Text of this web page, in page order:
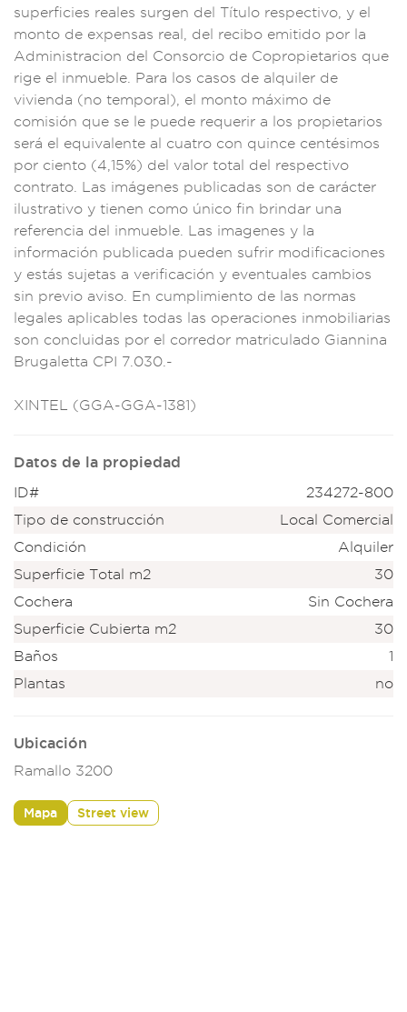
superficies reales surgen del Título respectivo, y el
monto de expensas real, del recibo emitido por la
Administracion del Consorcio de Copropietarios que
rige e l inmueble. Para los casos de alquiler de
vivienda (no temporal), el monto máximo de
comisión que se l e puede requerir a los propietarios
será el equivalente al cuatro con quince centésimos
por ciento (4, 15%) del valor tota l del respectivo
contrato. Las imágenes publicadas son de carácter
ilustrativo y tienen como único fin brindar una
referencia del inmueble. Las imagenes y la
información publicada pueden sufrir modificaciones
y estás sujetas a verificación y eventuales cambios
sin previo aviso. En cumplimiento de las normas
lega les aplicables todas las operaciones inmobiliarias
son concluidas por el corredor matriculado Giannina
Brugaletta CPI 7.030.-
XINTEL (GGA-GGA-1381)
Datos de la propiedad
ID#
234272-800
Tipo de construcción
Local Comercial
Condición
Alquiler
Superficie Total m2
30
Cochera
Sin Cochera
Superficie Cubierta m2
30
Baños
1
Plantas
no
Ubicación
Ramallo 3200
Mapa Street view